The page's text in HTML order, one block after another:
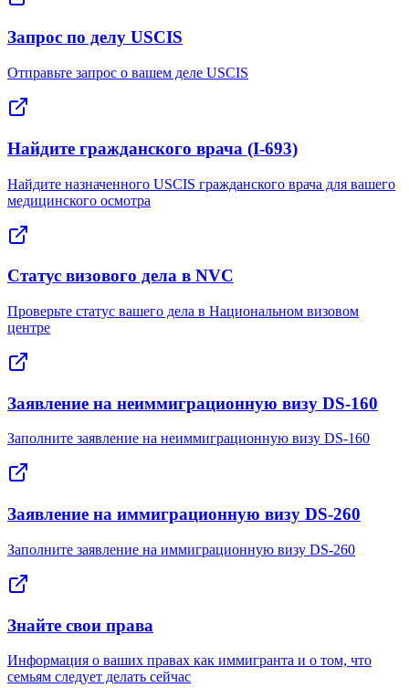
Запрос по делу USCIS
Отправьте запрос о вашем деле USCIS
Найдите гражданского врача (I-693)
Найдите назначенного USCIS гражданского врача для вашего
медицинского осмотра
Статус визового дела в NVC
Проверьте статус вашего дела в Национальном визовом
центре
Заявление на неиммиграционную визу DS-160
Заполните заявление на неиммиграционную визу DS-160
Заявление на иммиграционную визу DS-260
Заполните заявление на иммиграционную визу DS-260
Знайте свои права
Информация о ваших правах как иммигранта и о том, что
семьям следует делать сейчас